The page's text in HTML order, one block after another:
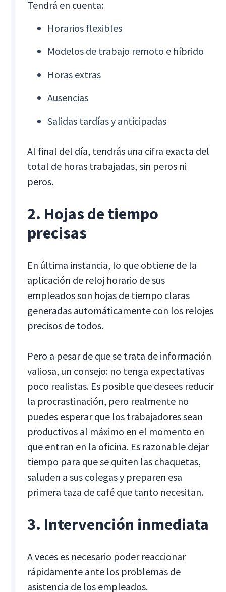
Tendrá en cuenta:
Horarios flexibles
Modelos de trabajo remoto e híbrido
Horas extras
Ausencias
Salidas tardías y anticipadas
Al final del día, tendrás una cifra exacta del
total de horas trabajadas, sin peros ni
peros.
2. Hojas de tiempo
precisas
En última instancia, lo que obtiene de la
aplicación de reloj horario de sus
empleados son hojas de tiempo claras
generadas automáticamente con los relojes
precisos de todos.
Pero a pesar de que se trata de información
valiosa, un consejo: no tenga expectativas
poco realistas. Es posible que desees reducir
la procrastinación, pero realmente no
puedes esperar que los trabajadores sean
productivos al máximo en el momento en
que entran en la oficina. Es razonable dejar
tiempo para que se quiten las chaquetas,
saluden a sus colegas y preparen esa
primera taza de café que tanto necesitan.
3. Intervención inmediata
A veces es necesario poder reaccionar
rápidamente ante los problemas de
asistencia de los empleados.